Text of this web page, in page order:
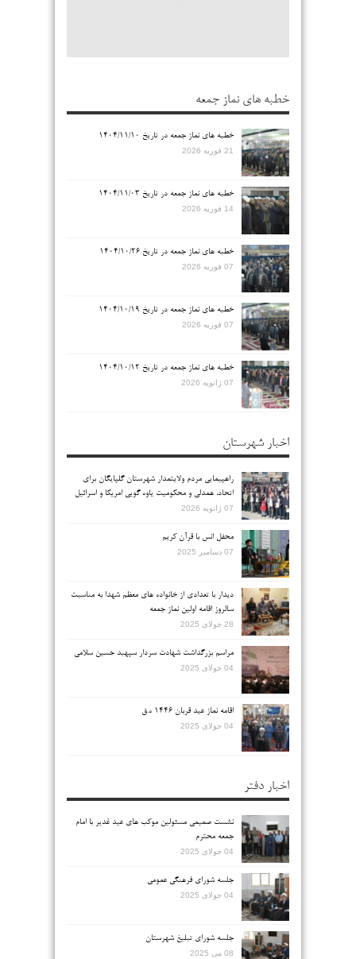
خطبه های نماز جمعه
خطبه های نماز جمعه در تاریخ ۱۴۰۴/۱۱/۱۰
21 فوریه 2026
خطبه های نماز جمعه در تاریخ ۱۴۰۴/۱۱/۰۳
14 فوریه 2026
خطبه های نماز جمعه در تاریخ ۱۴۰۴/۱۰/۲۶
07 فوریه 2026
خطبه های نماز جمعه در تاریخ ۱۴۰۴/۱۰/۱۹
07 فوریه 2026
خطبه های نماز جمعه در تاریخ ۱۴۰۴/۱۰/۱۲
07 ژانویه 2026
اخبار شهرستان
راهپیمایی مردم ولایتمدار شهرستان گلپایگان برای
اتحاد، همدلی و محکومیت یاوه گویی امریکا و اسرائیل
07 ژانویه 2026
محفل انس با قرآن کریم
07 دسامبر 2025
دیدار با تعدادی از خانواده های معظم شهدا به مناسبت
سالروز اقامه اولین نماز جمعه
28 جولای 2025
مراسم بزرگداشت شهادت سردار سپهبد حسین سلامی
04 جولای 2025
اقامه نماز عید قربان ۱۴۴۶ ه.ق
04 جولای 2025
اخبار دفتر
نشست صمیمی مسئولین موکب های عید غدیر با امام
جمعه محترم
04 جولای 2025
جلسه شورای فرهنگی عمومی
04 جولای 2025
جلسه شورای تبلیغ شهرستان
08 می 2025